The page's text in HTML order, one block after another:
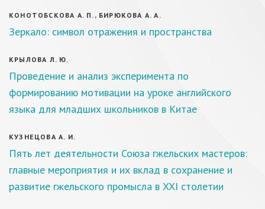
КОНОТОБСКОВА А. П., БИРЮКОВА А. А.
Зеркало: символ отражения и пространства
КРЫЛОВА Л. Ю.
Проведение и анализ эксперимента по
формированию мотивации на уроке английского
языка для младших школьников в Китае
КУЗНЕЦОВА А. И.
Пять лет деятельности Союза гжельских мастеров:
главные мероприятия и их вклад в сохранение и
развитие гжельского промысла в XXI столетии